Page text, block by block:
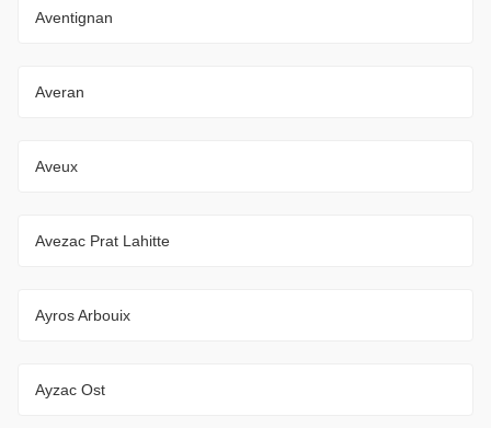
Aventignan
Averan
Aveux
Avezac Prat Lahitte
Ayros Arbouix
Ayzac Ost